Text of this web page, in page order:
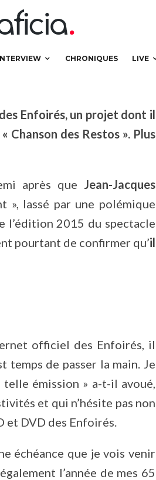
CHRONIQUES LIVE
Enfoirés, un projet dont il
Chanson des Restos ». Plus
après que Jean-Jacques
», lassé par une polémique
l’édition 2015 du spectacle
pourtant de confirmer qu’il
officiel des Enfoirés, il
temps de passer la main. Je
émission » a-t-il avoué,
et qui n’hésite pas non
et DVD des Enfoirés.
échéance que je vois venir
l’année de mes 65